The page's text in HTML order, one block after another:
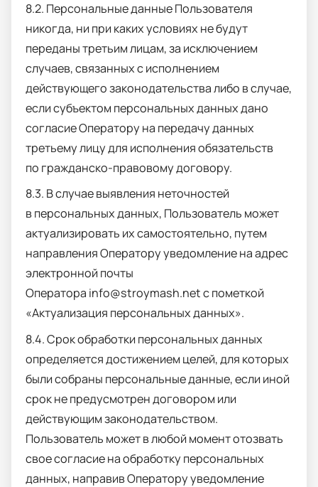
8.2. Персональные данные Пользователя
никогда, ни при каких условиях не будут
переданы третьим лицам, за исключением
случаев, связанных с исполнением
действующего законодательства либо в случае,
если субъектом персональных данных дано
согласие Оператору на передачу данных
третьему лицу для исполнения обязательств
по гражданско-правовому договору.
8.3. В случае выявления неточностей
в персональных данных, Пользователь может
актуализировать их самостоятельно, путем
направления Оператору уведомление на адрес
электронной почты
Оператора info@stroymash.netс пометкой
«Актуализация персональных данных».
8.4. Срок обработки персональных данных
определяется достижением целей, для которых
были собраны персональные данные, если иной
срок не предусмотрен договором или
действующим законодательством.
Пользователь может в любой момент отозвать
свое согласие на обработку персональных
данных, направив Оператору уведомление